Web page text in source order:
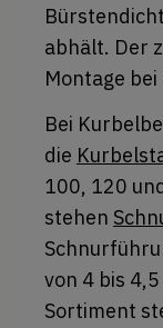
abhält. Der
Montage
Bei
die
100, 120
stehen
von 4 bis
Sortiment